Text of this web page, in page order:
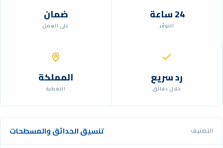
24 ساعة
التوفّر
ضمان
على العمل
رد سريع
خلال دقائق
المملكة
التغطية
التصنيف تنسيق الحدائق والمسطحات